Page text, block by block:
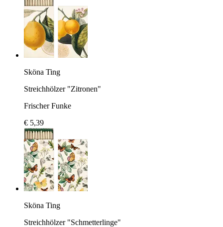
Sköna Ting
Streichhölzer "Zitronen"
Frischer Funke
€ 5,39
Sköna Ting
Streichhölzer "Schmetterlinge"